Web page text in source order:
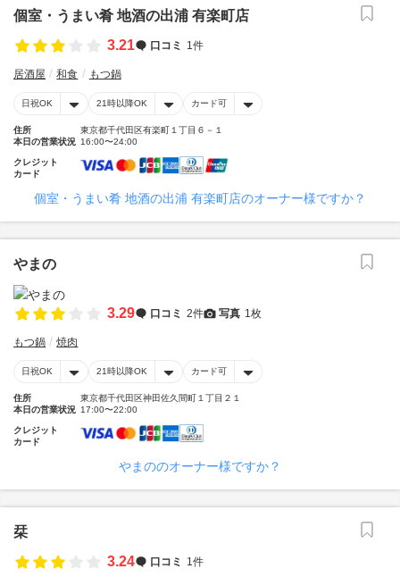
個室・うまい肴 地酒の出浦 有楽町店
3.21
口コミ 1件
居酒屋 和食 もつ鍋
日祝OK 21時以降OK カード可
住所
東京都千代田区有楽町１丁目６－１
本日の営業状況 16:00〜24:00
クレジット
カード
個室・うまい肴 地酒の出浦 有楽町店のオーナー様ですか？
やまの
3.29 口コミ 2件 写真 1枚
もつ鍋 焼肉
日祝OK 21時以降OK カード可
住所
東京都千代田区神田佐久間町１丁目２１
本日の営業状況 17:00〜22:00
クレジット
カード
やまののオーナー様ですか？
栞
3.24
口コミ 1件